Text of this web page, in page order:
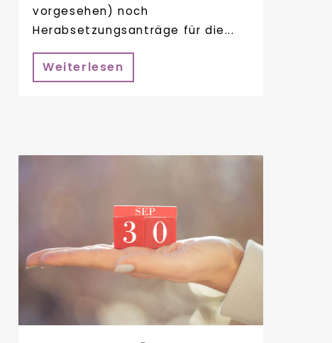
vorgesehen) noch
Herabsetzungsanträge für die...
Weiterlesen